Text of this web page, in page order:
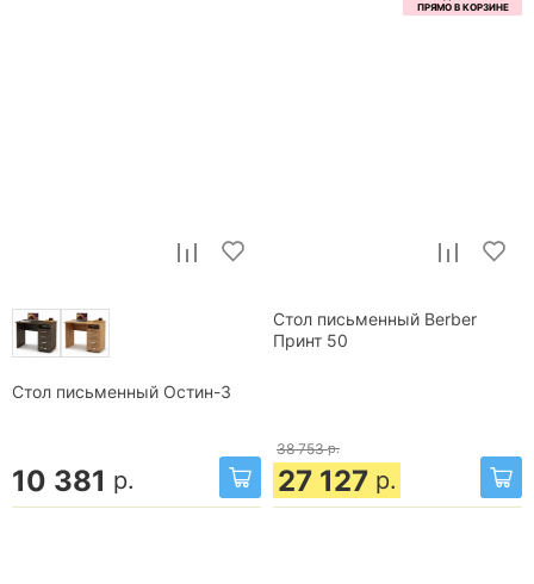
Стол письменный Остин-3
10 381 р.
Стол письменный Berber
Принт 50
38 753 р.
27 127 р.